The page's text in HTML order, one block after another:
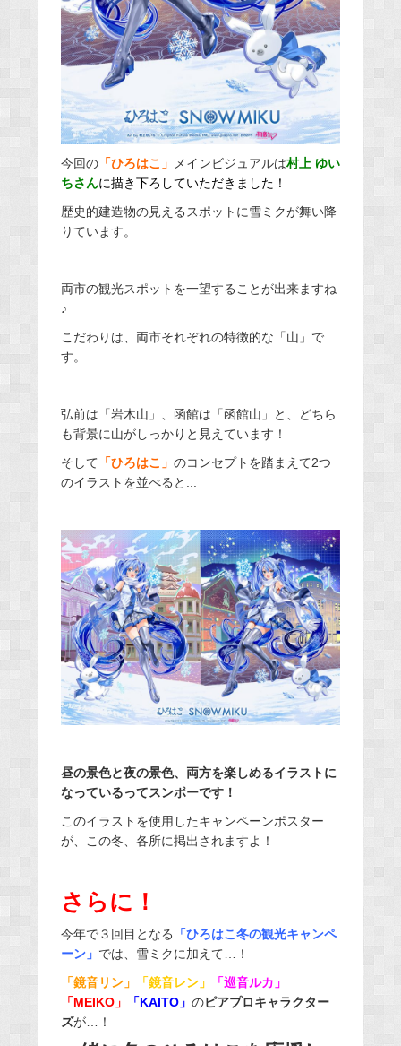
今回の「ひろはこ」 メインビジュアルは村上 ゆい
ちさんに描き下ろしていただきました！
歴史的建造物の見えるスポットに雪ミクが舞い降
りています。
両市の観光スポットを一望することが出来ますね
♪
こだわりは、両市それぞれの特徴的な「山」で
す。
弘前は「岩木山」、函館は「函館山」と、どちら
も背景に山がしっかりと見えています！
そして 「ひろはこ」 のコンセプトを踏まえて2つ
のイラストを並べると...
昼の景色と夜の景色、両方を楽しめるイラストに
なっているってスンポーです！
このイラストを使用したキャンペーンポスター
が、この冬、各所に掲出されますよ！
さらに！
今年で３回目となる 「ひろはこ冬の観光キャンペ
ーン」 では、雪ミクに加えて…！
「鏡音リン」
「鏡音レン」
「巡音ルカ」
「MEIKO」
「KAITO」 のピアプロキャラクター
ズが…！